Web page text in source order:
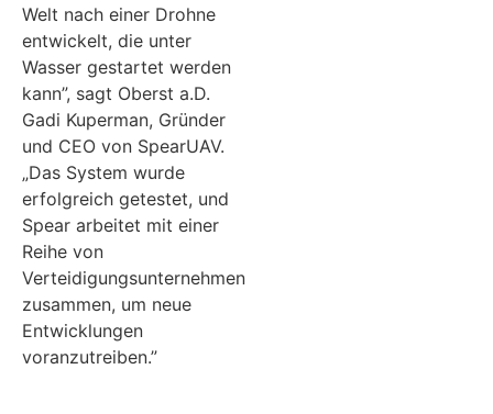
Welt nach einer Drohne
entwickelt, die unter
Wasser gestartet werden
kann”, sagt Oberst a.D.
Gadi Kuperman, Gründer
und CEO von SpearUAV.
„Das System wurde
erfolgreich getestet, und
Spear arbeitet mit einer
Reihe von
Verteidigungsunternehmen
zusammen, um neue
Entwicklungen
voranzutreiben.”